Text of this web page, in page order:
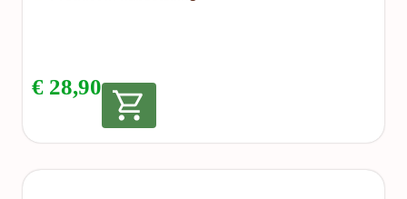
€ 28,90